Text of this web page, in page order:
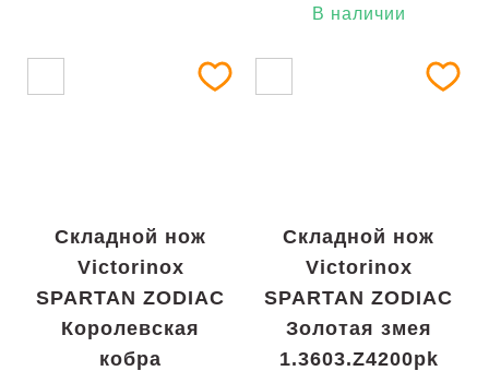
В наличии
Складной нож
Victorinox
SPARTAN ZODIAC
Королевская
кобра
Складной нож
Victorinox
SPARTAN ZODIAC
Золотая змея
1.3603.Z4200pk